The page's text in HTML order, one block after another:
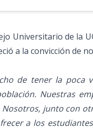
Universitario de la
a la convicción de
de tener la poca
Nuestras
junto con
a los